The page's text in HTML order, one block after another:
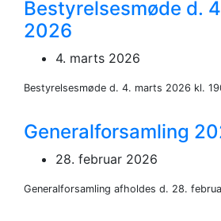
Bestyrelsesmøde d.
2026
4. marts 2026
Bestyrelsesmøde d. 4. marts 2026 kl.
Generalforsamling
28. februar 2026
Generalforsamling afholdes d. 28.